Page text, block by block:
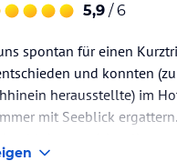
5,9 / 6
spontan für einen
und konnten
herausstellte) im
mit Seeblick ergattern.